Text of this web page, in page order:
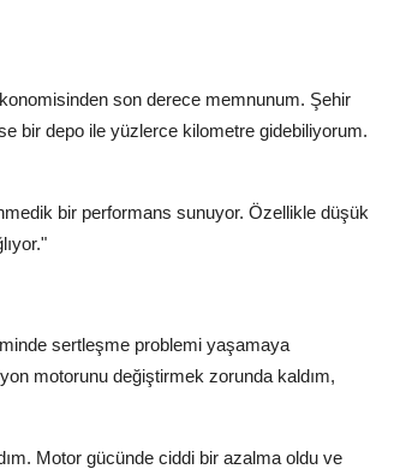
son derece memnunum. Şehir
bir depo ile yüzlerce kilometre gidebiliyorum.
bir performans sunuyor. Özellikle düşük
sertleşme problemi yaşamaya
motorunu değiştirmek zorunda kaldım,
Motor gücünde ciddi bir azalma oldu ve